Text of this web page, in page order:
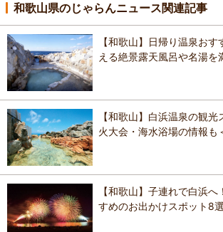
和歌山県のじゃらんニュース関連記事
【和歌山】日帰り温泉お
える絶景露天風呂や名湯を
【和歌山】白浜温泉の観
火大会・海水浴場の情報も
【和歌山】子連れで白浜
すめのお出かけスポット8